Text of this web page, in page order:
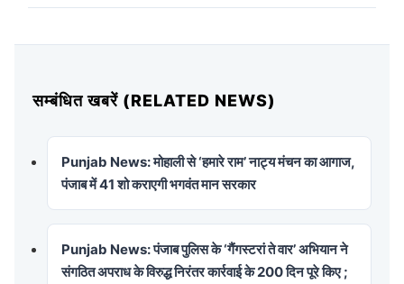
सम्बंधित खबरें (RELATED NEWS)
Punjab News: मोहाली से ‘हमारे राम’ नाट्य मंचन का आगाज,
पंजाब में 41 शो कराएगी भगवंत मान सरकार
Punjab News: पंजाब पुलिस के ‘गैंगस्टरां ते वार’ अभियान ने
संगठित अपराध के विरुद्ध निरंतर कार्रवाई के 200 दिन पूरे किए ;